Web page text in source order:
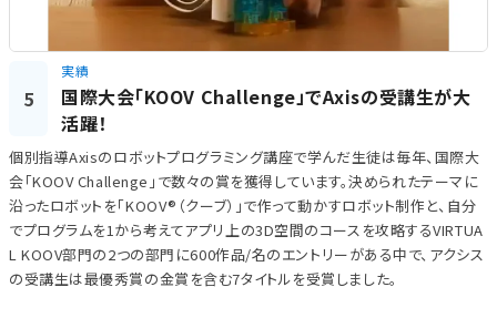
5
実績
国際大会「KOOV Challenge」でAxisの受講生が大
活躍！
個別指導Axisのロボットプログラミング講座で学んだ生徒は毎年、国際大
会「KOOV Challenge」で数々の賞を獲得しています。決められたテーマに
沿ったロボットを「KOOV®（クーブ）」で作って動かすロボット制作と、自分
でプログラムを1から考えてアプリ上の3D空間のコースを攻略するVIRTUA
L KOOV部門の2つの部門に600作品/名のエントリーがある中で、アクシス
の受講生は最優秀賞の金賞を含む7タイトルを受賞しました。